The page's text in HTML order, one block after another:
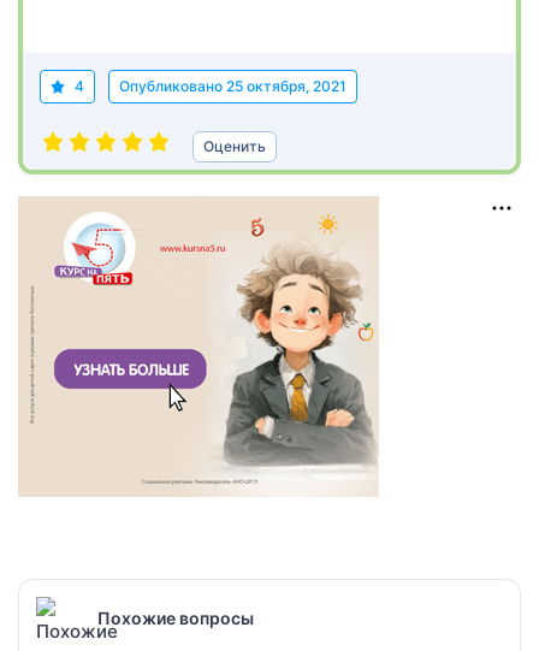
4 Опубликовано 25 октября, 2021
Оценить
Похожие вопросы